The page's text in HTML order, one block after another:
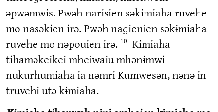
əpwəmwɨs. Pwəh narɨsien səkɨmiaha ruvehe
mo nasəkien irə. Pwəh naɡienien səkɨmiaha
ruvehe mo nəpouien irə. 10
Kɨmiaha
tihaməkeikei mheiwaiu mhənɨmwi
nukurhumiaha ia nəmri Kumwesən, nənə in
truvehi utə kɨmiaha.